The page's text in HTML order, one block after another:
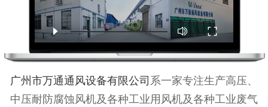
广州市万通通风设备有限公司 系一家专注生产高压、
中压耐防腐蚀风机及各种工业用风机及各种工业废气